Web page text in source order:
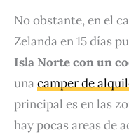
No obstante, en el
Zelanda en 15 días
Isla Norte con un
unacamper de
principal es en las
hay pocas areas de